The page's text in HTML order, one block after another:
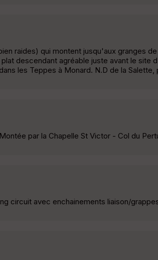
raides) qui montent jusqu'aux granges de
descendant agréable juste avant le site
les Teppes à Monard. N.D de la Salette,
par la Chapelle St Victor - Col du
circuit avec enchainements liaison/